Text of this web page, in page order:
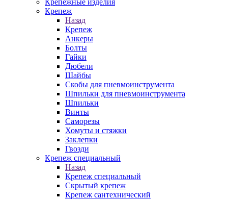
Крепежные изделия
Крепеж
Назад
Крепеж
Анкеры
Болты
Гайки
Дюбели
Шайбы
Скобы для пневмоинструмента
Шпильки для пневмоинструмента
Шпильки
Винты
Саморезы
Хомуты и стяжки
Заклепки
Гвозди
Крепеж специальный
Назад
Крепеж специальный
Скрытый крепеж
Крепеж сантехнический